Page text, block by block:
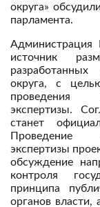
округа»
парламента.
Администрация
источник
округа, с
проведения
экспертизы.
станет
Проведение
экспертизы
обсуждение
контроля
принципа
органов